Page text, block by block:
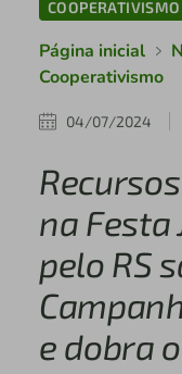
COOPERATIVISMO
Página inicial
Cooperativismo
04/07/2024
na Festa
pelo RS
e dobra